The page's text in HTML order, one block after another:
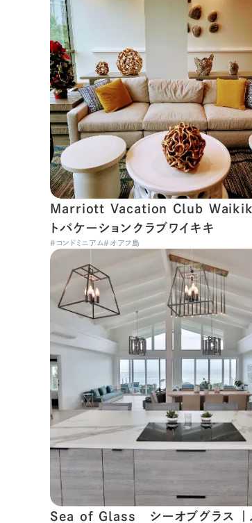
Marriott Vacation Club Waikiki
トバケーションクラブワイキキ
# コンドミニアム# オアフ島
Sea of Glass シーオブグラス ｜